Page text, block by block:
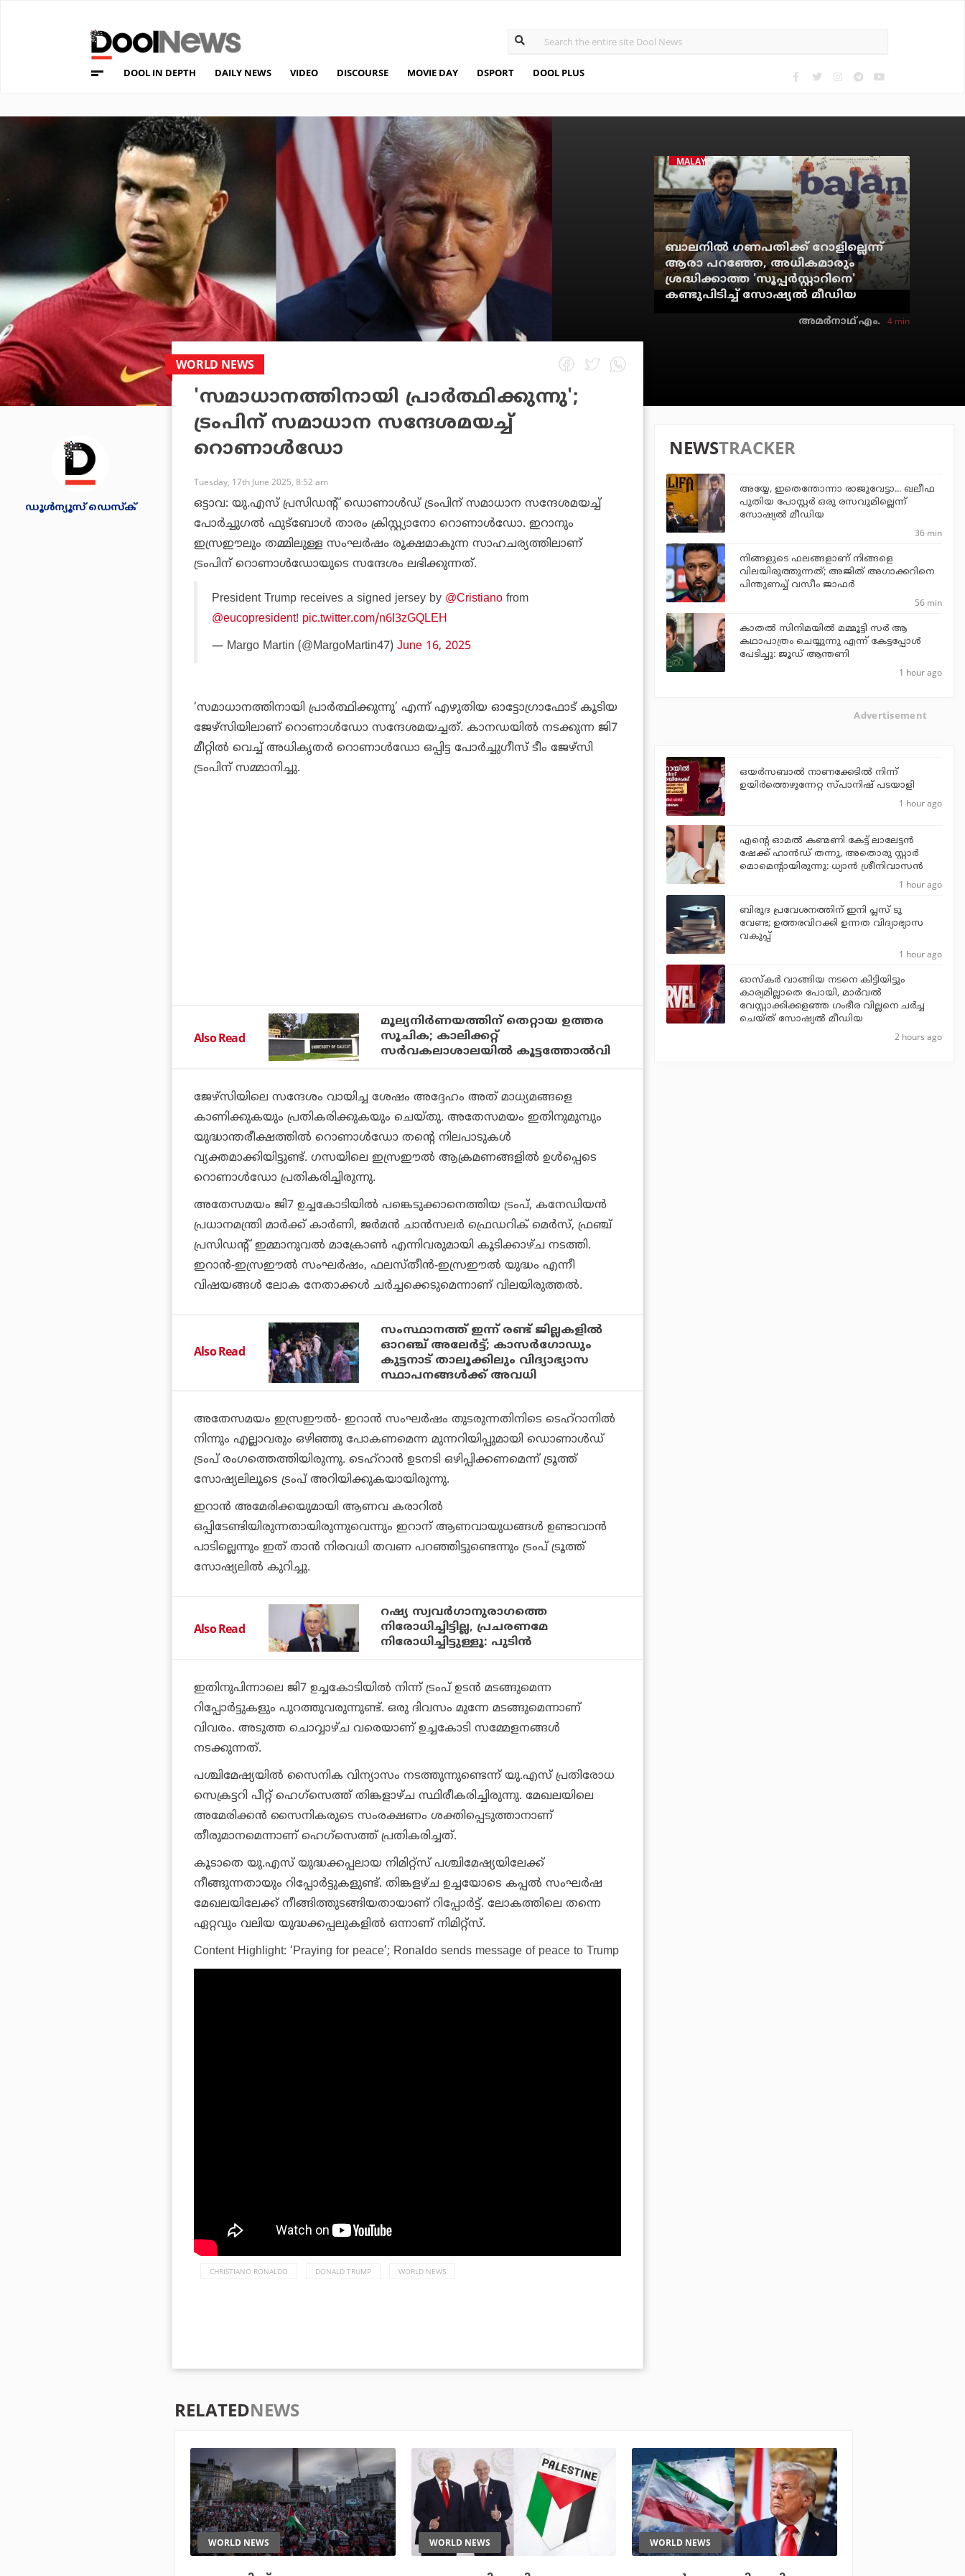
DOOL IN DEPTH DAILY NEWS VIDEO DISCOURSE MOVIE DAY DSPORT DOOL PLUS
MALAYALAM CINEMA
ബാലനില്‍ ഗണപതിക്ക് റോളില്ലെന്ന്
ആരാ പറഞ്ഞേ, അധികമാരും
ശ്രദ്ധിക്കാത്ത 'സൂപ്പര്‍സ്റ്റാറിനെ'
കണ്ടുപിടിച്ച് സോഷ്യല്‍ മീഡിയ
അമര്‍നാഥ് എം. 4 min
ഡൂള്‍ന്യൂസ് ഡെസ്‌ക്
WORLD NEWS
'സമാധാനത്തിനായി പ്രാര്‍ത്ഥിക്കുന്നു';
ട്രംപിന് സമാധാന സന്ദേശമയച്ച്
റൊണാള്‍ഡോ
Tuesday, 17th June 2025, 8:52 am
ഒട്ടാവ: യു.എസ് പ്രസിഡന്റ് ഡൊണാള്‍ഡ് ട്രംപിന് സമാധാന സന്ദേശമയച്ച്
പോര്‍ച്ചുഗല്‍ ഫുട്‌ബോള്‍ താരം ക്രിസ്റ്റ്യാനോ റൊണാള്‍ഡോ. ഇറാനും
ഇസ്രഈലും തമ്മിലുള്ള സംഘര്‍ഷം രൂക്ഷമാകുന്ന സാഹചര്യത്തിലാണ്
ട്രംപിന് റൊണാള്‍ഡോയുടെ സന്ദേശം ലഭിക്കുന്നത്.
President Trump receives a signed jersey by @Cristiano from
@eucopresident! pic.twitter.com/n6I3zGQLEH
— Margo Martin (@MargoMartin47) June 16, 2025
‘സമാധാനത്തിനായി പ്രാര്‍ത്ഥിക്കുന്നു’ എന്ന് എഴുതിയ ഓട്ടോഗ്രാഫോട് കൂടിയ
ജേഴ്‌സിയിലാണ് റൊണാള്‍ഡോ സന്ദേശമയച്ചത്. കാനഡയില്‍ നടക്കുന്ന ജി7
മീറ്റില്‍ വെച്ച് അധികൃതര്‍ റൊണാള്‍ഡോ ഒപ്പിട്ട പോര്‍ച്ചുഗീസ് ടീം ജേഴ്സി
ട്രംപിന് സമ്മാനിച്ചു.
Also Read
മൂല്യനിര്‍ണയത്തിന് തെറ്റായ ഉത്തര
സൂചിക; കാലിക്കറ്റ്
സര്‍വകലാശാലയില്‍ കൂട്ടത്തോല്‍വി
ജേഴ്‌സിയിലെ സന്ദേശം വായിച്ച ശേഷം അദ്ദേഹം അത് മാധ്യമങ്ങളെ
കാണിക്കുകയും പ്രതികരിക്കുകയും ചെയ്തു. അതേസമയം ഇതിനുമുമ്പും
യുദ്ധാന്തരീക്ഷത്തില്‍ റൊണാള്‍ഡോ തന്റെ നിലപാടുകള്‍
വ്യക്തമാക്കിയിട്ടുണ്ട്. ഗസയിലെ ഇസ്രഈല്‍ ആക്രമണങ്ങളില്‍ ഉള്‍പ്പെടെ
റൊണാള്‍ഡോ പ്രതികരിച്ചിരുന്നു.
അതേസമയം ജി7 ഉച്ചകോടിയില്‍ പങ്കെടുക്കാനെത്തിയ ട്രംപ്, കനേഡിയന്‍
പ്രധാനമന്ത്രി മാര്‍ക്ക് കാര്‍ണി, ജര്‍മന്‍ ചാന്‍സലര്‍ ഫ്രെഡറിക് മെര്‍സ്, ഫ്രഞ്ച്
പ്രസിഡന്റ് ഇമ്മാനുവല്‍ മാക്രോണ്‍ എന്നിവരുമായി കൂടിക്കാഴ്ച നടത്തി.
ഇറാന്‍-ഇസ്രഈല്‍ സംഘര്‍ഷം, ഫലസ്തീന്‍-ഇസ്രഈല്‍ യുദ്ധം എന്നീ
വിഷയങ്ങള്‍ ലോക നേതാക്കള്‍ ചര്‍ച്ചക്കെടുമെന്നാണ് വിലയിരുത്തല്‍.
Also Read
സംസ്ഥാനത്ത് ഇന്ന് രണ്ട് ജില്ലകളില്‍
ഓറഞ്ച് അലേര്‍ട്ട്; കാസര്‍ഗോഡും
കുട്ടനാട് താലൂക്കിലും വിദ്യാഭ്യാസ
സ്ഥാപനങ്ങള്‍ക്ക് അവധി
അതേസമയം ഇസ്രഈല്‍- ഇറാന്‍ സംഘര്‍ഷം തുടരുന്നതിനിടെ ടെഹ്റാനില്‍
നിന്നും എല്ലാവരും ഒഴിഞ്ഞു പോകണമെന്ന മുന്നറിയിപ്പുമായി ഡൊണാള്‍ഡ്
ട്രംപ് രംഗത്തെത്തിയിരുന്നു. ടെഹ്റാന്‍ ഉടനടി ഒഴിപ്പിക്കണമെന്ന് ട്രൂത്ത്
സോഷ്യലിലൂടെ ട്രംപ് അറിയിക്കുകയായിരുന്നു.
ഇറാന്‍ അമേരിക്കയുമായി ആണവ കരാറില്‍
ഒപ്പിടേണ്ടിയിരുന്നതായിരുന്നുവെന്നും ഇറാന് ആണവായുധങ്ങള്‍ ഉണ്ടാവാന്‍
പാടില്ലെന്നും ഇത് താന്‍ നിരവധി തവണ പറഞ്ഞിട്ടുണ്ടെന്നും ട്രംപ് ട്രൂത്ത്
സോഷ്യലില്‍ കുറിച്ചു.
Also Read
റഷ്യ സ്വവര്‍ഗാനുരാഗത്തെ
നിരോധിച്ചിട്ടില്ല, പ്രചരണമേ
നിരോധിച്ചിട്ടുള്ളൂ: പുടിന്‍
ഇതിനുപിന്നാലെ ജി7 ഉച്ചകോടിയില്‍ നിന്ന് ട്രംപ് ഉടന്‍ മടങ്ങുമെന്ന
റിപ്പോര്‍ട്ടുകളും പുറത്തുവരുന്നുണ്ട്. ഒരു ദിവസം മുന്നേ മടങ്ങുമെന്നാണ്
വിവരം. അടുത്ത ചൊവ്വാഴ്ച വരെയാണ് ഉച്ചകോടി സമ്മേളനങ്ങള്‍
നടക്കുന്നത്.
പശ്ചിമേഷ്യയില്‍ സൈനിക വിന്യാസം നടത്തുന്നുണ്ടെന്ന് യു.എസ് പ്രതിരോധ
സെക്രട്ടറി പീറ്റ് ഹെഗ്സെത്ത് തിങ്കളാഴ്ച സ്ഥിരീകരിച്ചിരുന്നു. മേഖലയിലെ
അമേരിക്കന്‍ സൈനികരുടെ സംരക്ഷണം ശക്തിപ്പെടുത്താനാണ്
തീരുമാനമെന്നാണ് ഹെഗ്സെത്ത് പ്രതികരിച്ചത്.
കൂടാതെ യു.എസ് യുദ്ധക്കപ്പലായ നിമിറ്റ്‌സ് പശ്ചിമേഷ്യയിലേക്ക്
നീങ്ങുന്നതായും റിപ്പോര്‍ട്ടുകളുണ്ട്. തിങ്കളഴ്ച ഉച്ചയോടെ കപ്പല്‍ സംഘര്‍ഷ
മേഖലയിലേക്ക് നീങ്ങിത്തുടങ്ങിയതായാണ് റിപ്പോര്‍ട്ട്. ലോകത്തിലെ തന്നെ
ഏറ്റവും വലിയ യുദ്ധക്കപ്പലുകളില്‍ ഒന്നാണ് നിമിറ്റ്‌സ്.
Content Highlight: ‘Praying for peace’; Ronaldo sends message of peace to Trump
CHRISTIANO RONALDO DONALD TRUMP WORLD NEWS
NEWSTRACKER
അയ്യേ, ഇതെന്തോന്നാ രാജുവേട്ടാ... ഖലീഫ
പുതിയ പോസ്റ്റര്‍ ഒരു രസവുമില്ലെന്ന്
സോഷ്യല്‍ മീഡിയ
36 min
നിങ്ങളുടെ ഫലങ്ങളാണ് നിങ്ങളെ
വിലയിരുത്തുന്നത്; അജിത് അഗാക്കറിനെ
പിന്തുണച്ച് വസീം ജാഫര്‍
56 min
കാതൽ സിനിമയിൽ മമ്മൂട്ടി സർ ആ
കഥാപാത്രം ചെയ്യുന്നു എന്ന് കേട്ടപ്പോൾ
പേടിച്ചു: ജൂഡ് ആന്തണി
1 hour ago
Advertisement
ഒയര്‍സബാൽ നാണക്കേടിൽ നിന്ന്
ഉയിർത്തെഴുന്നേറ്റ സ്പാനിഷ് പടയാളി
1 hour ago
എന്റെ ഓമൽ കണ്മണി കേട്ട് ലാലേട്ടൻ
ഷേക്ക് ഹാൻഡ് തന്നു, അതൊരു സ്റ്റാർ
മൊമെന്റായിരുന്നു: ധ്യാൻ ശ്രീനിവാസൻ
1 hour ago
ബിരുദ പ്രവേശനത്തിന് ഇനി പ്ലസ് ടു
വേണ്ട; ഉത്തരവിറക്കി ഉന്നത വിദ്യാഭ്യാസ
വകുപ്പ്
1 hour ago
ഓസ്‌കര്‍ വാങ്ങിയ നടനെ കിട്ടിയിട്ടും
കാര്യമില്ലാതെ പോയി, മാര്‍വല്‍
വേസ്റ്റാക്കിക്കളഞ്ഞ ഗംഭീര വില്ലനെ ചര്‍ച്ച
ചെയ്ത് സോഷ്യല്‍ മീഡിയ
2 hours ago
RELATEDNEWS
WORLD NEWS WORLD NEWS WORLD NEWS